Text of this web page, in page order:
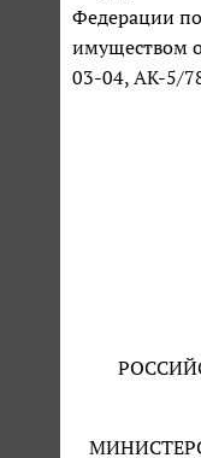
Федерации
имуществом
03-04, АК-5/